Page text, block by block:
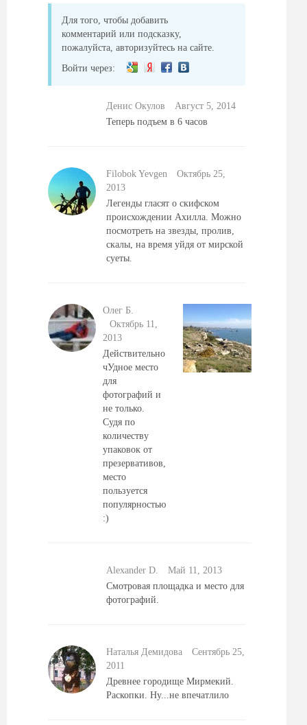
Для того, чтобы добавить
комментарий или подсказку,
пожалуйста, авторизуйтесь на сайте.
Войти через:
Денис Окулов
Август 5, 2014
Теперь подъем в 6 часов
Filobok Yevgen
Октябрь 25,
2013
Легенды гласят о скифском
происхождении Ахилла. Можно
посмотреть на звезды, пролив,
скалы, на время уйдя от мирской
суеты.
Олег Б.
Октябрь 11,
2013
Действительно
чУдное место
для
фотографий и
не только.
Судя по
количеству
упаковок от
презервативов,
место
пользуется
популярностью
:)
Alexander D.
Май 11, 2013
Смотровая площадка и место для
фотографий.
Наталья Демидова
Сентябрь 25,
2011
Древнее городище Мирмекий.
Раскопки. Ну...не впечатлило